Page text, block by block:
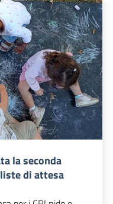
la seconda
di attesa